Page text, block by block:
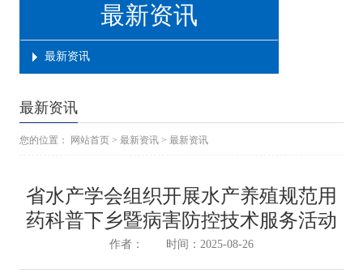
最新资讯
最新资讯
最新资讯
您的位置： 网站首页 > 最新资讯 > 最新资讯
省水产学会组织开展水产养殖规范用
药科普下乡暨病害防控技术服务活动
作者： 时间：2025-08-26